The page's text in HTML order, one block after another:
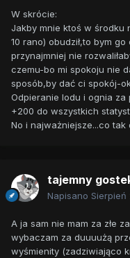
W skrócie:
Jakby mnie ktoś w
10 rano) obudził,to bym
przynajmniej nie
czemu-bo mi spokoju nie
sposób,by dać ci spokój-
Odpieranie lodu i ognia za
+200 do wszystkich
No i najważniejsze...co tak
tajemny
Napisano Sierpień
A ja sam nie mam za złe
wybaczam za duuuużą
wyśmienity (zadziwiająco